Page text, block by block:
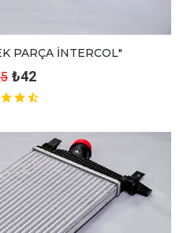
PARÇA İNTERCOL"
₺42